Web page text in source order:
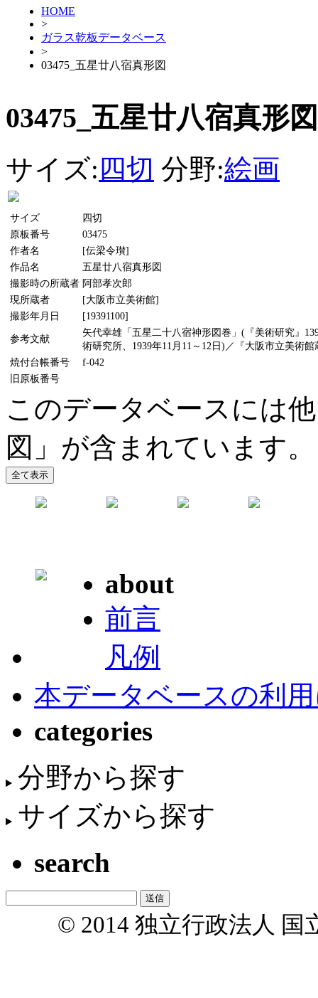
HOME
>
ガラス乾板データベース
>
03475_五星廿八宿真形図
03475_五星廿八宿真形図
サイズ: 四切 分野:絵画
サイズ
四切
原板番号
03475
作者名
[伝梁令瓉]
作品名
五星廿八宿真形図
撮影時の所蔵者 阿部孝次郎
現所蔵者
[大阪市立美術館]
撮影年月日
[19391100]
参考文献
矢代幸雄「五星二十八宿神形図巻」(『美術研究』
術研究所、1939年11月11～12日)／『大阪市立美術
焼付台帳番号
f-042
旧原板番号
このデータベースには
図」が含まれています。
about
前言
凡例
本データベースの利
categories
分野から探す
サイズから探す
search
© 2014 独立行政法人 国